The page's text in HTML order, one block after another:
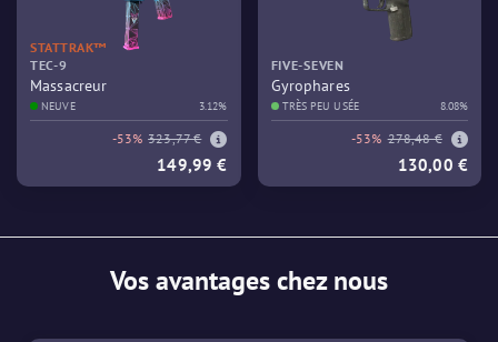
STATTRAK™
TEC-9
Massacreur
NEUVE 3.12%
-53% 323,77 €
149,99 €
FIVE-SEVEN
Gyrophares
TRÈS PEU USÉE 8.08%
-53% 278,48 €
130,00 €
Vos avantages chez nous